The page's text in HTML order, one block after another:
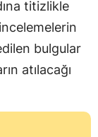
titizlikle
bulgular
atılacağı